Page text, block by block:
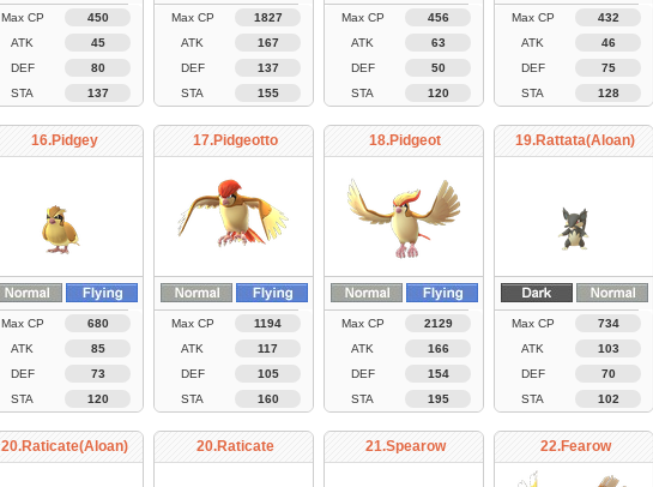
Max CP
450
ATK
45
DEF
80
STA
137
Max CP
1827
ATK
167
DEF
137
STA
155
Max CP
456
ATK
63
DEF
50
STA
120
Max CP
432
ATK
46
DEF
75
STA
128
16.Pidgey
Max CP
680
ATK
85
DEF
73
STA
120
17.Pidgeotto
Max CP
1194
ATK
117
DEF
105
STA
160
18.Pidgeot
Max CP
2129
ATK
166
DEF
154
STA
195
19.Rattata(Aloan)
Max CP
734
ATK
103
DEF
70
STA
102
20.Raticate(Aloan) 20.Raticate 21.Spearow 22.Fearow